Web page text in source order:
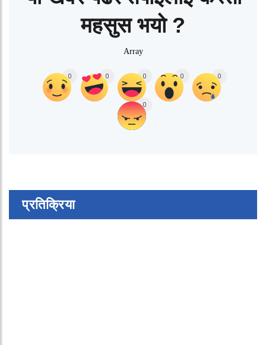
महसुस भयो ?
Array
0 0 0 0 0
0
प्रतिक्रिया